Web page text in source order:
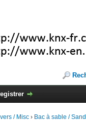
/ Misc › Bac à sable /